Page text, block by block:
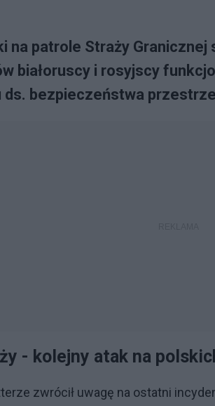
na patrole Straży Granicznej
białoruscy i rosyjscy
ds. bezpieczeństwa
- kolejny atak na
zwrócił uwagę na ostatni